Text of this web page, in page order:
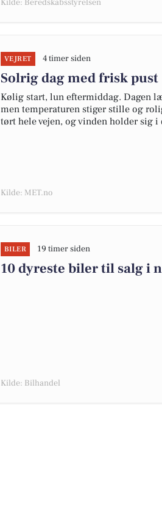
Kilde: Beredskabsstyrelsen
VEJRET 4 timer siden
Solrig dag med frisk pust
Kølig start, lun eftermiddag. Dagen
men temperaturen stiger stille og
tørt hele vejen, og vinden holder sig i
Kilde: MET.no
BILER 19 timer siden
10 dyreste biler til salg i
Kilde: Bilhandel